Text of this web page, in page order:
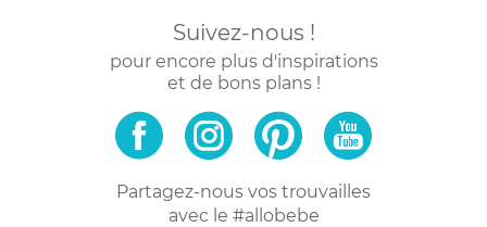
Suivez-nous !
pour encore plus d'inspirations
et de bons plans !
Partagez-nous vos trouvailles
avec le #allobebe